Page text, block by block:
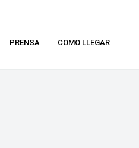
PRENSA COMO LLEGAR